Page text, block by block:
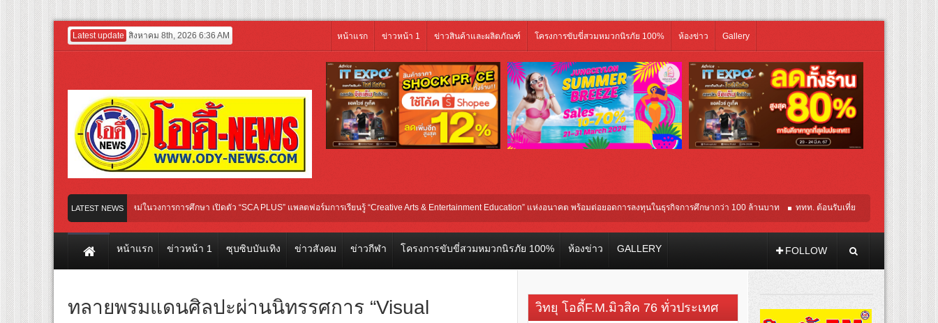
Latest update สิงหาคม 8th, 2026 6:36 AM หน้าแรก ข่าวหน้า 1 ข่าวสินค้าและผลิตภัณฑ์ โครงการขับขี่สวมหมวกนิรภัย 100% ห้องข่าว Gallery
LATEST NEWS
GROUP เปิดเกมใหม่ในวงการการศึกษา เปิดตัว “SCA PLUS” แพลตฟอร์มการเรียนรู้ “Creative Arts & Entertainment Education” แห่งอนาคต พร้อมต่อยอดการลงทุนในธุรกิจการศึกษากว่า 100 ล้านบาท ททท. ต้อนรับเที่ยวบินปฐมฤกษ์สายการบิน
น ชวน “ญาญ่า” ปลุกกระแส ผิวโชกุ ผิวโชว์ได้ ตอบโจทย์คนรุ่นใหม่
หน้าแรก ข่าวหน้า 1 ซุบซิบบันเทิง ข่าวสังคม ข่าวกีฬา โครงการขับขี่สวมหมวกนิรภัย 100% ห้องข่าว GALLERY FOLLOW
ทลายพรมแดนศิลปะผ่านนิทรรศการ “Visual
วิทยุ โอดี้F.M.มิวสิค 76 ทั่วประเทศ